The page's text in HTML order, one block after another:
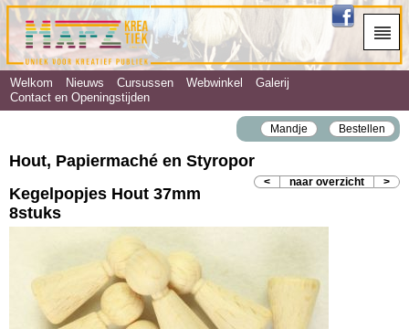
Welkom Nieuws Cursussen Webwinkel
Galerij
Contact en Openingstijden
Mandje Bestellen
Hout, Papiermaché en Styropor
< naar overzicht >
Kegelpopjes Hout 37mm
8stuks